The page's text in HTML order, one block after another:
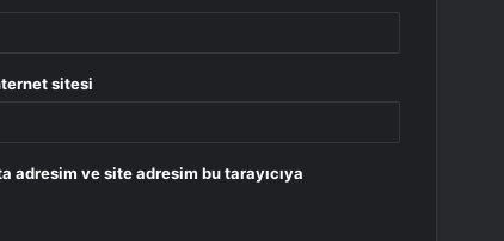
sitesi
adresim ve site adresim bu tarayıcıya